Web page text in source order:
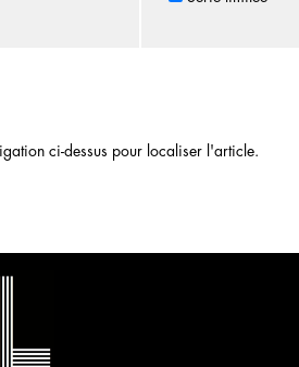
ci-dessus pour localiser l'article.